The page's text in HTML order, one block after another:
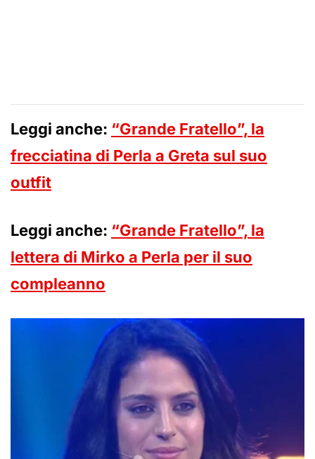
Leggi anche: “Grande Fratello”, la
frecciatina di Perla a Greta sul suo
outfit
Leggi anche: “Grande Fratello”, la
lettera di Mirko a Perla per il suo
compleanno